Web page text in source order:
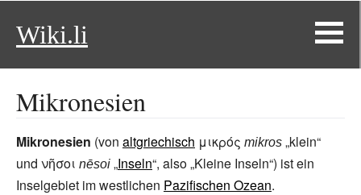
Wiki.li
Mikronesien
Mikronesien (von altgriechisch μικρός mikros „klein“
und νῆσοι nēsoi „Inseln“, also „Kleine Inseln“) ist ein
Inselgebiet im westlichen Pazifischen Ozean.